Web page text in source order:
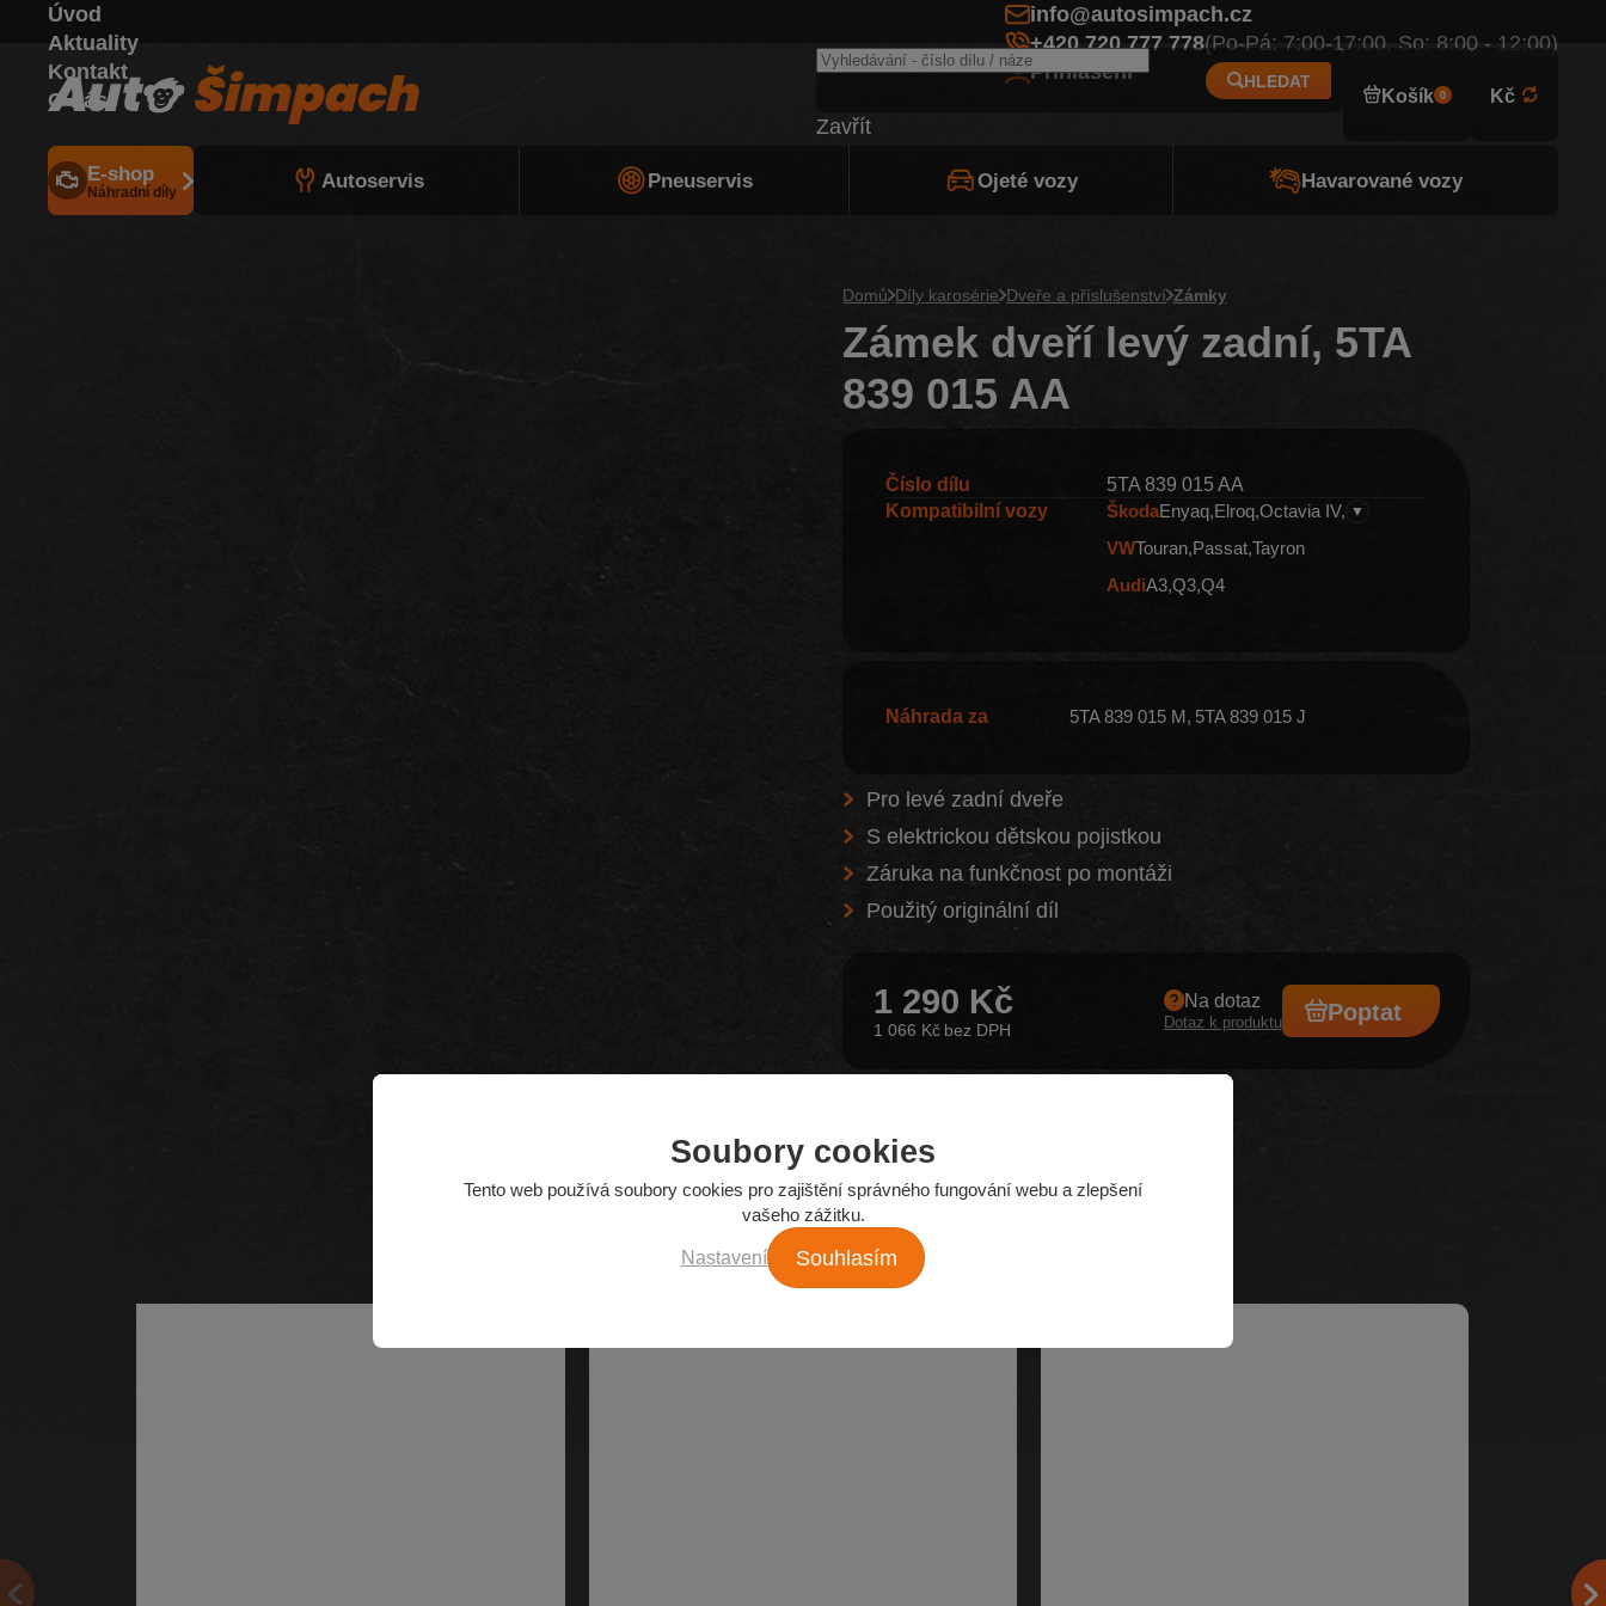
Úvod
Aktuality
Kontakt
O nás
info@autosimpach.cz
+420 720 777 778(Po-Pá: 7:00-17:00, So: 8:00 - 12:00)
Přihlášení
E-shop
Náhradní díly Autoservis Pneuservis Ojeté vozy Havarované vozy
HLEDAT
Zavřít
Košík 0 Kč
Domů Díly karosérie Dveře a příslušenství Zámky
Zámek dveří levý zadní, 5TA
839 015 AA
Číslo dílu
5TA 839 015 AA
Kompatibilní vozy
ŠkodaEnyaq Elroq Octavia IV ▼
VWTouran Passat Tayron
AudiA3 Q3 Q4
Náhrada za 5TA 839 015 M 5TA 839 015 J
Pro levé zadní dveře
S elektrickou dětskou pojistkou
Záruka na funkčnost po montáži
Použitý originální díl
1 290 Kč
1 066 Kč
Na dotaz
Dotaz k produktu Poptat
Z našeho e-shopu
Nejžádanější autodíly
Soubory cookies
Tento web používá soubory cookies pro zajištění správného fungování webu a zlepšení
vašeho zážitku.
Nastavení Souhlasím